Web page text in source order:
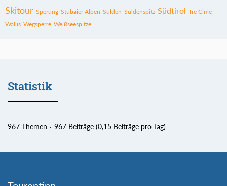
Skitour Sperung Stubaier Alpen Sulden Suldenspitz Südtirol Tre Cime
Wallis Wegsperre Weißseespitze
Statistik
967 Themen 967 Beiträge (0,15 Beiträge pro Tag)